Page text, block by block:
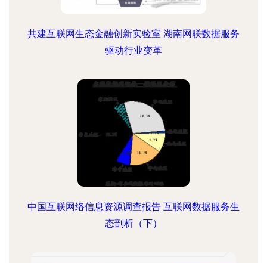
共建互联网生态金融创新实验室 湖南网联数据服务
驱动行业变革
中国互联网络信息资源调查报告 互联网数据服务生
态剖析（下）